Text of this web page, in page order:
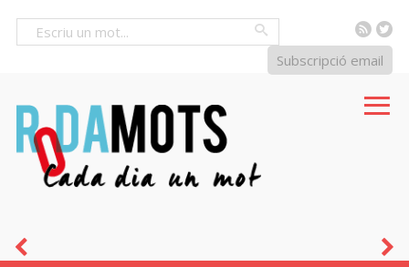
RSS
Subscripció email
a